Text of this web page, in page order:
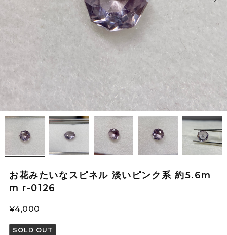
お花みたいなスピネル 淡いピンク系 約5.6m
m r-0126
¥4,000
SOLD OUT